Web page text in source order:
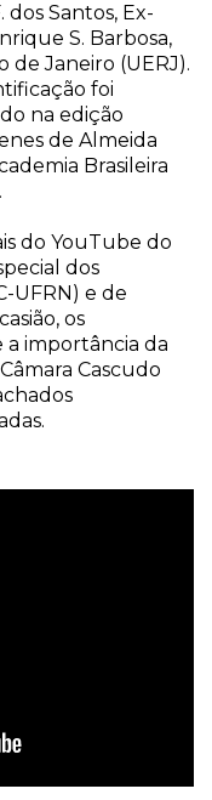
dos Santos, Ex-
S. Barbosa,
de Janeiro (UERJ).
foi
na edição
de Almeida
Brasileira
do YouTube do
dos
UFRN) e de
os
importância da
Cascudo